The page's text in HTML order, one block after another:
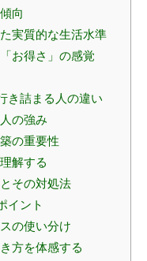
向
実質的な生活水準
お得さ」の感覚
き詰まる人の違い
の強み
の重要性
解する
その対処法
イント
の使い分け
方を体感する